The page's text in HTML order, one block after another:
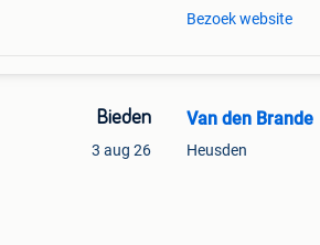
Bezoek website
Bieden
3 aug 26
Van den Brande
Heusden